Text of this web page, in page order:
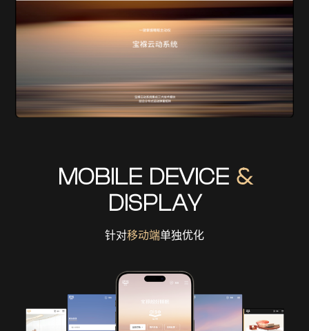
MOBILE DEVICE &
DISPLAY
针对移动端单独优化